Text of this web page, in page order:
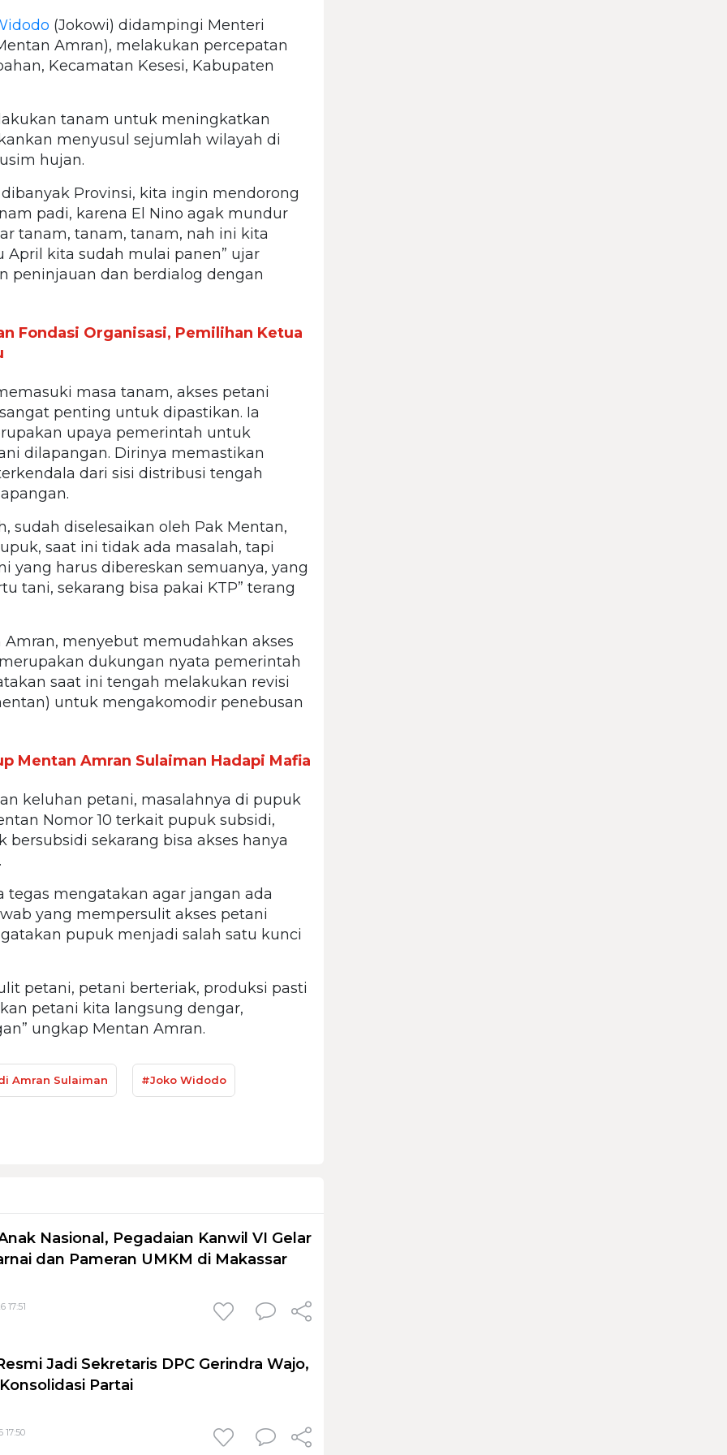
(Jokowi) didampingi Menteri
Amran), melakukan percepatan
Kecamatan Kesesi, Kabupaten
tanam untuk meningkatkan
menyusul sejumlah wilayah di
hujan.
Provinsi, kita ingin mendorong
padi, karena El Nino agak mundur
tanam, tanam, tanam, nah ini kita
kita sudah mulai panen” ujar
peninjauan dan berdialog dengan
Fondasi Organisasi, Pemilihan Ketua
masa tanam, akses petani
penting untuk dipastikan. Ia
upaya pemerintah untuk
dilapangan. Dirinya memastikan
dari sisi distribusi tengah
sudah diselesaikan oleh Pak Mentan,
saat ini tidak ada masalah, tapi
yang harus dibereskan semuanya, yang
tani, sekarang bisa pakai KTP” terang
menyebut memudahkan akses
dukungan nyata pemerintah
saat ini tengah melakukan revisi
untuk mengakomodir penebusan
Mentan Amran Sulaiman Hadapi Mafia
keluhan petani, masalahnya di pupuk
Nomor 10 terkait pupuk subsidi,
sekarang bisa akses hanya
tegas mengatakan agar jangan ada
yang mempersulit akses petani
pupuk menjadi salah satu kunci
petani, petani berteriak, produksi pasti
petani kita langsung dengar,
ungkap Mentan Amran.
Amran Sulaiman #Joko Widodo
Nasional, Pegadaian Kanwil VI Gelar
dan Pameran UMKM di Makassar
17:51
Jadi Sekretaris DPC Gerindra Wajo,
Partai
17:50